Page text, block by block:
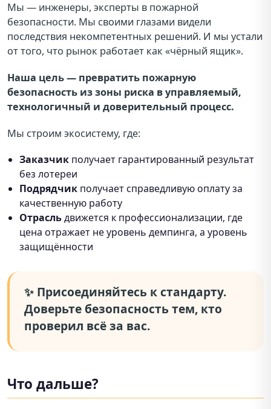
Мы — инженеры, эксперты в пожарной
безопасности. Мы своими глазами видели
последствия некомпетентных решений. И мы устали
от того, что рынок работает как «чёрный ящик».
Наша цель — превратить пожарную
безопасность из зоны риска в управляемый,
технологичный и доверительный процесс.
Мы строим экосистему, где:
Заказчик получает гарантированный результат
без лотереи
Подрядчик получает справедливую оплату за
качественную работу
Отрасльдвижется к профессионализации, где
цена отражает не уровень демпинга, а уровень
защищённости
✨ Присоединяйтесь к стандарту.
Доверьте безопасность тем, кто
проверил всё за вас.
Что дальше?